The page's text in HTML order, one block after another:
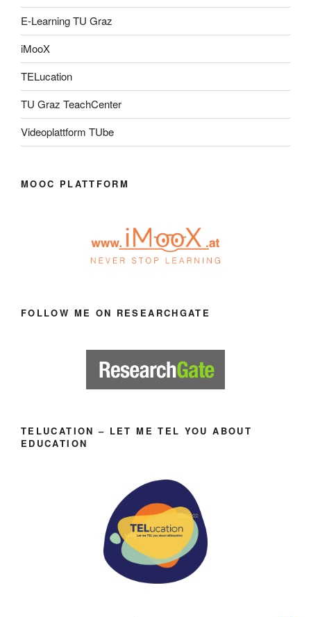
E-Learning TU Graz
iMooX
TELucation
TU Graz TeachCenter
Videoplattform TUbe
MOOC PLATTFORM
FOLLOW ME ON RESEARCHGATE
TELUCATION – LET ME TEL YOU ABOUT
EDUCATION